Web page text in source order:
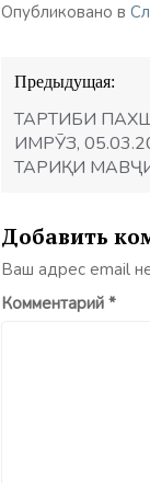
Опубликовано в
Навигация
по
записям
Предыдущая:
ТАРТИБИ
ИМРӮЗ,
ТАРИҚИ
Добавить
Ваш адрес email
Комментарий *